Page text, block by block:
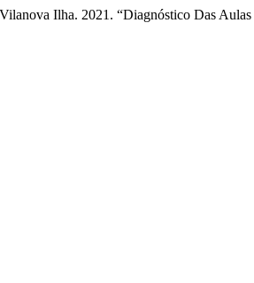
Ilha. 2021. “Diagnóstico Das